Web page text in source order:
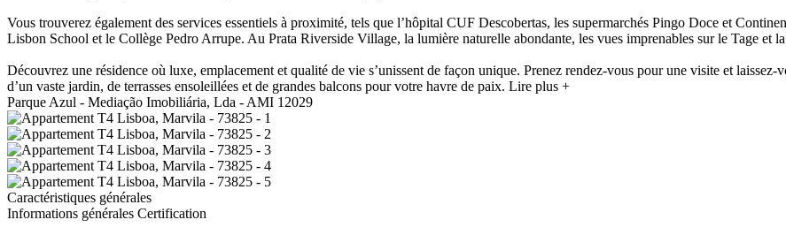
Vous trouverez également des services essentiels à proximité, tels que l’hôpital CUF Descobertas, les supermarchés Pingo Doce et
Lisbon School et le Collège Pedro Arrupe. Au Prata Riverside Village, la lumière naturelle abondante, les vues imprenables sur le Tage et
Découvrez une résidence où luxe, emplacement et qualité de vie s’unissent de façon unique. Prenez rendez-vous pour une visite et
d’un vaste jardin, de terrasses ensoleillées et de grandes balcons pour votre havre de paix. Lire plus +
Parque Azul - Mediação Imobiliária, Lda - AMI 12029
Caractéristiques générales
Informations générales Certification